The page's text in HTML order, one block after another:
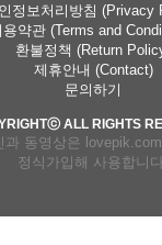
정보처리방침 (Privacy
용약관 (Terms and
환불정책 (Return
제휴안내 (Contact)
문의하기
ALL RIGHTS
동영상은
정식가입해 사용합니다.